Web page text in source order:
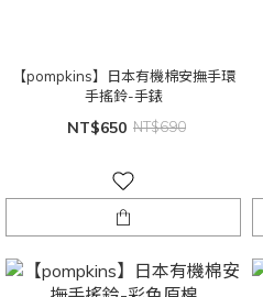
【pompkins】日本有機棉安撫手環
手搖鈴-手錶
NT$650 NT$690